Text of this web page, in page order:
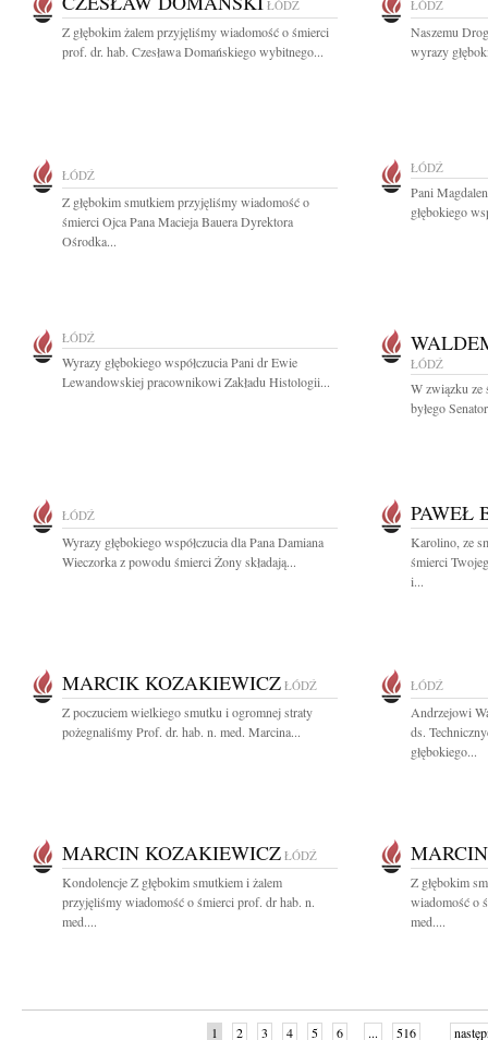
ŁÓDŹ
Z głębokim żalem przyjęliśmy wiadomość o śmierci
prof. dr. hab. Czesława Domańskiego wybitnego...
ŁÓDŹ
Naszemu
wyrazy
ŁÓDŹ
Z głębokim smutkiem przyjęliśmy wiadomość o
śmierci Ojca Pana Macieja Bauera Dyrektora
Ośrodka...
ŁÓDŹ
Pani
głębokiego
ŁÓDŹ
Wyrazy głębokiego współczucia Pani dr Ewie
Lewandowskiej pracownikowi Zakładu Histologii...
ŁÓDŹ
W związku ze
byłego
ŁÓDŹ
Wyrazy głębokiego współczucia dla Pana Damiana
Wieczorka z powodu śmierci Żony składają...
PAWEŁ
Karolino, ze
śmierci
i...
MARCIK KOZAKIEWICZ ŁÓDŹ
Z poczuciem wielkiego smutku i ogromnej straty
pożegnaliśmy Prof. dr. hab. n. med. Marcina...
ŁÓDŹ
Andrzejowi
ds.
głębokiego...
MARCIN KOZAKIEWICZ ŁÓDŹ
Kondolencje Z głębokim smutkiem i żalem
przyjęliśmy wiadomość o śmierci prof. dr hab. n.
med....
Z głębokim
wiadomość o
med....
1 2 3 4 5 6 ... 516